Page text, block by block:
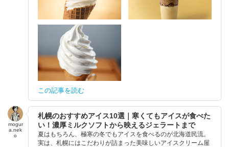
この記事を読む
mogur
a.nek
o
札幌のおすすめアイス10選｜寒くてもアイスが食べた
い！濃厚ミルクソフトから映えるジェラートまで
夏はもちろん、極寒の冬でもアイスを食べるのが北海道民流。
実は、札幌にはこだわりが詰まった美味しいアイスクリーム屋